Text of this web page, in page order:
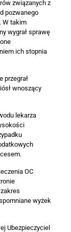
związanych z
pozwanego
W takim
wygrał sprawę
ich stopnia
przegrał
wnoszący
lekarza
OC
wyżek
Ubezpieczyciel